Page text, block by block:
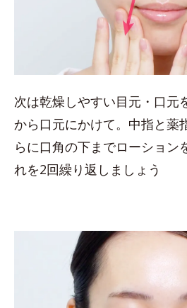
次は乾燥しやすい目元・口元
から口元にかけて。中指と薬
らに口角の下までローション
れを2回繰り返しましょう